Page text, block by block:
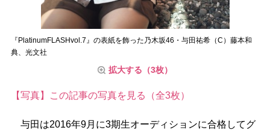
『PlatinumFLASHvol.7』の表紙を飾った乃木坂46・与田祐希（C）藤本和
典、光文社
拡大する（3枚）
【写真】この記事の写真を見る（全3枚）
与田は2016年9月に3期生オーディションに合格してグ